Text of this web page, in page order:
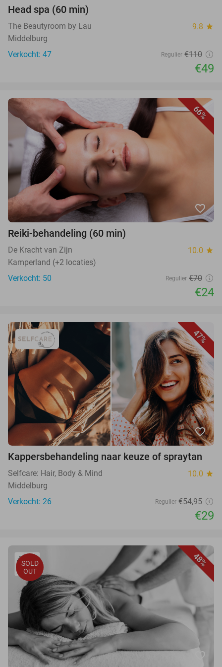
Head spa (60 min)
The Beautyroom by Lau 9.8 star
Middelburg
Verkocht: 47
Regulier €110
€49
66%
favorite_border
Reiki-behandeling (60 min)
De Kracht van Zijn 10.0 star
Kamperland (+2 locaties)
Verkocht: 50
Regulier €70
€24
47%
favorite_border
Kappersbehandeling naar keuze of spraytan
Selfcare: Hair, Body & Mind 10.0 star
Middelburg
Verkocht: 26
Regulier €54,95
€29
48%
SOLD
OUT
favorite_border